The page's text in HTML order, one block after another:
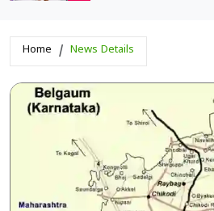
Home News Details